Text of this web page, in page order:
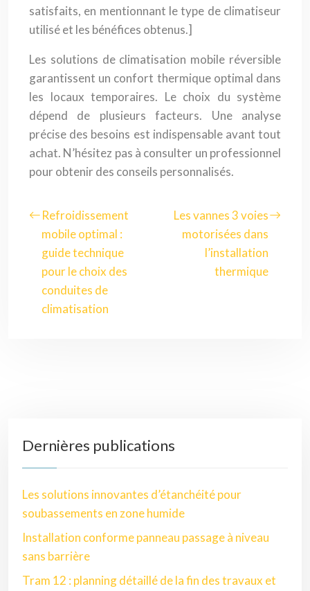
satisfaits, en mentionnant le type de climatiseur
utilisé et les bénéfices obtenus.]
Les solutions de climatisation mobile réversible
garantissent un confort thermique optimal dans
les locaux temporaires. Le choix du système
dépend de plusieurs facteurs. Une analyse
précise des besoins est indispensable avant tout
achat. N’hésitez pas à consulter un professionnel
pour obtenir des conseils personnalisés.
Refroidissement
mobile optimal :
guide technique
pour le choix des
conduites de
climatisation
Les vannes 3 voies
motorisées dans
l’installation
thermique
Dernières publications
Les solutions innovantes d’étanchéité pour
soubassements en zone humide
Installation conforme panneau passage à niveau
sans barrière
Tram 12 : planning détaillé de la fin des travaux et